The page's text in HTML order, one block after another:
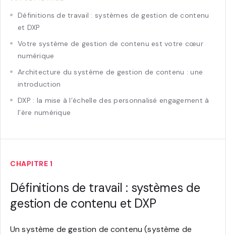
Définitions de travail : systèmes de gestion de contenu
et DXP
Votre système de gestion de contenu est votre cœur
numérique
Architecture du système de gestion de contenu : une
introduction
DXP : la mise à l’échelle des personnalisé engagement à
l’ère numérique
CHAPITRE 1
Définitions de travail : systèmes de
gestion de contenu et DXP
Un système de gestion de contenu (système de